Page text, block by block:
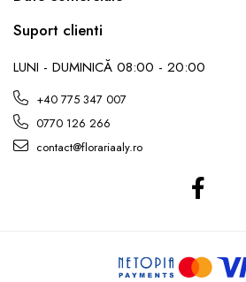
Suport clienti
LUNI - DUMINICĂ 08:00 - 20:00
+40 775 347 007
0770 126 266
contact@florariaaly.ro